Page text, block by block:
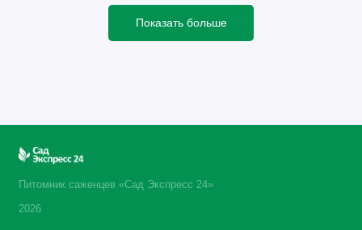
Показать больше
Питомник саженцев «Сад Экспресс 24»
2026